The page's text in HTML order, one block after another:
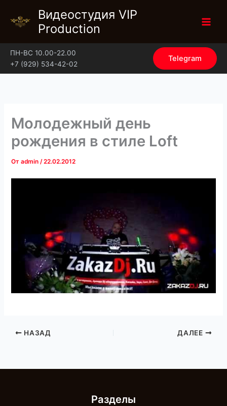
содержимому
Видеостудия VIP
Production
ПН-ВС 10.00-22.00
+7 (929) 534-42-02
Telegram
Молодежный день
рождения в стиле Loft
Отadmin/22.02.2012
НАЗАД ДАЛЕЕ
Разделы